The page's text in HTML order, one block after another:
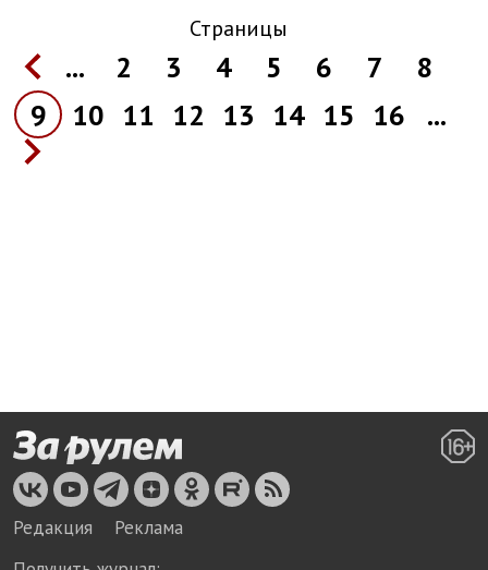
Страницы
... 2 3 4 5 6 7
8
9
10 11 12 13 14 15 16 ...
Редакция
Реклама